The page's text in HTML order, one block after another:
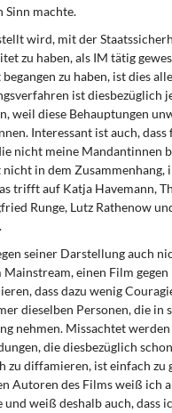
Sinn machte.
wird, mit der
zu haben, als IM tätig
zu haben, ist dies
ist diesbezüglich
weil diese Behauptungen
Interes­sant ist auch, dass
nicht meine Mandantinnen
in dem Zusammenhang,
trifft auf Katja Havemann,
Runge, Lutz Rathenow
seiner Darstellung auch
Mainstream, einen Film
dass dazu wenig
dieselben Personen, die in
nehmen. Missachtet
die diesbezüglich
zu diffamieren, ist einfach zu
Autoren des Films weiß ich
und weiß deshalb auch, dass